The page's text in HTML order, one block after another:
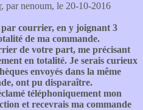
, par nenoum, le 20-10-2016
par courrier, en y joignant 3
de ma commande.
de votre part, me précisant
en totalité. Je serais curieux
envoyés dans la même
ont pu disparaître.
téléphoniquement mon
et recevrais ma commande